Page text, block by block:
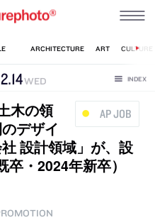
2.14WED
AP JOB
木の領
デザイ
設計領域」が、設
・2024年新卒）